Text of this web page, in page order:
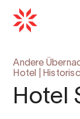
Andere
Hotel
Hotel